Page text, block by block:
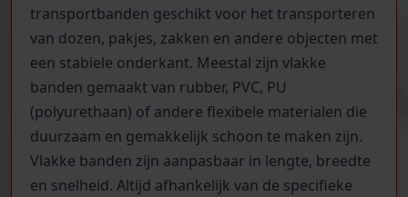
transportbanden geschikt voor het transporteren
van dozen, pakjes, zakken en andere objecten met
een stabiele onderkant. Meestal zijn vlakke
banden gemaakt van rubber, PVC, PU
(polyurethaan) of andere flexibele materialen die
duurzaam en gemakkelijk schoon te maken zijn.
Vlakke banden zijn aanpasbaar in lengte, breedte
en snelheid. Altijd afhankelijk van de specifieke